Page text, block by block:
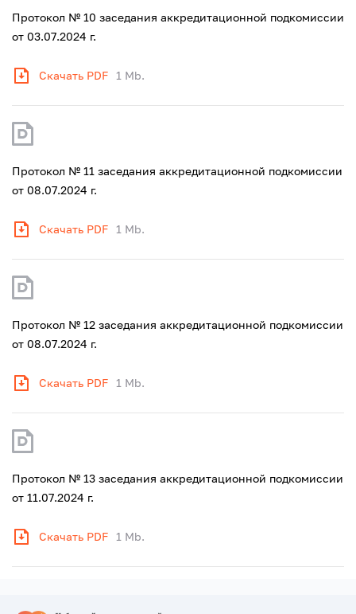
Протокол № 10 заседания аккредитационной подкомиссии
от 03.07.2024 г.
Скачать PDF 1 Mb.
Протокол № 11 заседания аккредитационной подкомиссии
от 08.07.2024 г.
Скачать PDF 1 Mb.
Протокол № 12 заседания аккредитационной подкомиссии
от 08.07.2024 г.
Скачать PDF 1 Mb.
Протокол № 13 заседания аккредитационной подкомиссии
от 11.07.2024 г.
Скачать PDF 1 Mb.